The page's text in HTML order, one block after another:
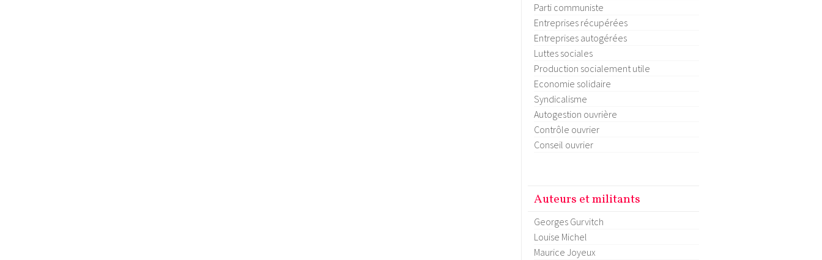
Parti communiste
Entreprises récupérées
Entreprises autogérées
Luttes sociales
Production socialement utile
Economie solidaire
Syndicalisme
Autogestion ouvrière
Contrôle ouvrier
Conseil ouvrier
Auteurs et militants
Georges Gurvitch
Louise Michel
Maurice Joyeux